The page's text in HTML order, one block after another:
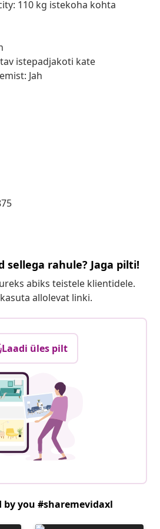
110 kg istekoha kohta
istepadjakoti kate
Jah
sellega rahule? Jaga pilti!
abiks teistele klientidele.
allolevat linki.
Laadi üles pilt
you #sharemevidaxl